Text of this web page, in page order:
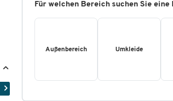
Für welchen Bereich suchen Sie eine
Außenbereich Umkleide